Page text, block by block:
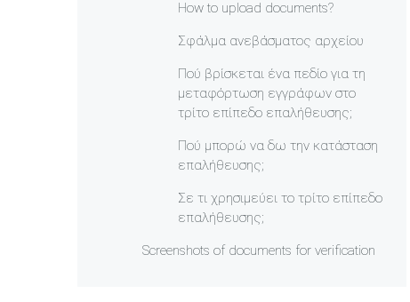
How to upload documents?
Σφάλμα ανεβάσματος αρχείου
Πού βρίσκεται ένα πεδίο για τη
μεταφόρτωση εγγράφων στο
τρίτο επίπεδο επαλήθευσης;
Πού μπορώ να δω την κατάσταση
επαλήθευσης;
Σε τι χρησιμεύει το τρίτο επίπεδο
επαλήθευσης;
Screenshots of documents for verification